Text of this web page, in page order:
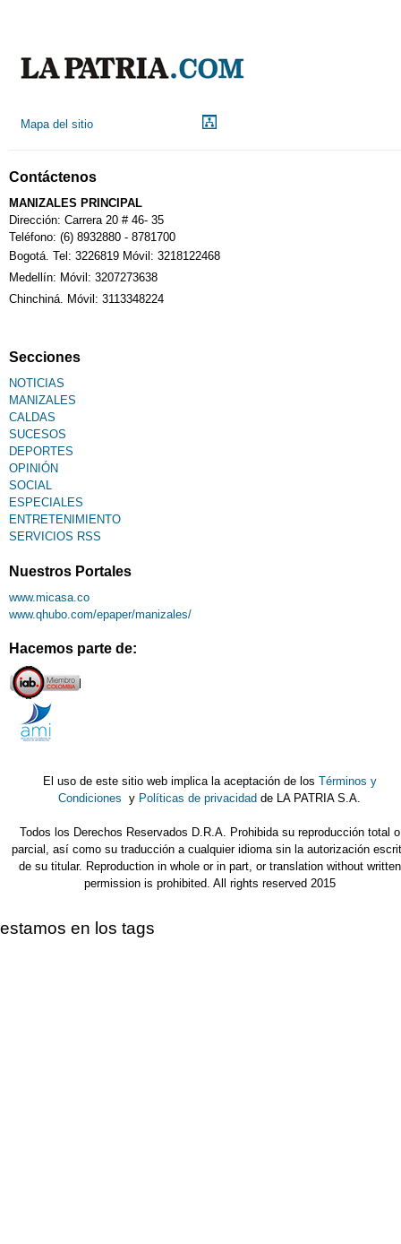
Mapa del sitio
Contáctenos
MANIZALES PRINCIPAL
Dirección: Carrera 20 # 46- 35
Teléfono: (6) 8932880 - 8781700
Bogotá. Tel: 3226819 Móvil: 3218122468
Medellín: Móvil: 3207273638
Chinchiná. Móvil: 3113348224
Secciones
NOTICIAS
MANIZALES
CALDAS
SUCESOS
DEPORTES
OPINIÓN
SOCIAL
ESPECIALES
ENTRETENIMIENTO
SERVICIOS RSS
Nuestros Portales
www.micasa.co
www.qhubo.com/epaper/manizales/
Hacemos parte de:
El uso de este sitio web implica la aceptación de los Términos y
Condiciones y Políticas de privacidad de LA PATRIA S.A.
Todos los Derechos Reservados D.R.A. Prohibida su reproducción total o
parcial, así como su traducción a cualquier idioma sin la autorización
de su titular. Reproduction in whole or in part, or translation without written
permission is prohibited. All rights reserved 2015
estamos en los tags